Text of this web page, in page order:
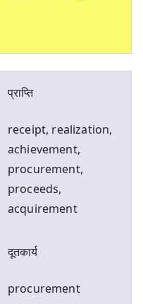
प्राप्ति
receipt, realization,
achievement,
procurement,
proceeds,
acquirement
दूतकार्य
procurement